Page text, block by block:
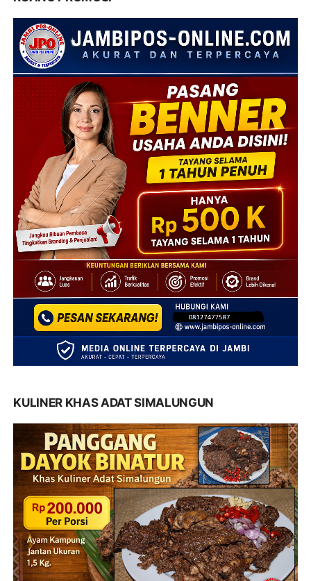
KULINER KHAS ADAT SIMALUNGUN